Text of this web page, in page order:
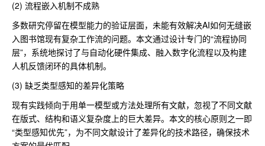
(2) 流程嵌入机制不成熟
多数研究停留在模型能力的验证层面，未能有效解决AI如何无缝嵌
入图书馆现有复杂工作流的问题。本文通过设计专门的“流程协同
层”，系统地探讨了与自动化硬件集成、融入数字化流程以及构建
人机反馈闭环的具体机制。
(3) 缺乏类型感知的差异化策略
现有实践倾向于用单一模型或方法处理所有文献，忽视了不同文献
在版式、结构和语义复杂度上的巨大差异。本文的核心原则之一即
“类型感知优先”，为不同文献设计了差异化的技术路径，确保技术